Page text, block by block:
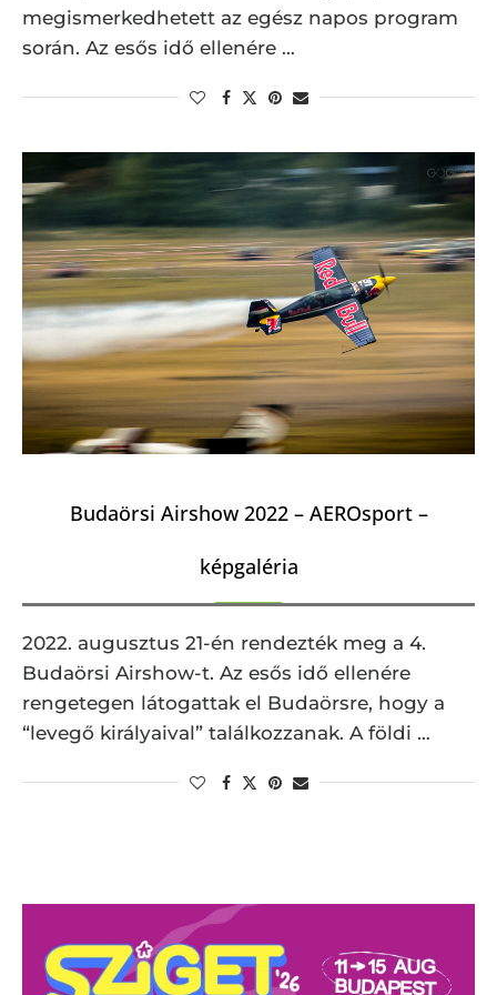
megismerkedhetett az egész napos program
során. Az esős idő ellenére …
Budaörsi Airshow 2022 – AEROsport –
képgaléria
2022. augusztus 21-én rendezték meg a 4.
Budaörsi Airshow-t. Az esős idő ellenére
rengetegen látogattak el Budaörsre, hogy a
“levegő királyaival” találkozzanak. A földi …